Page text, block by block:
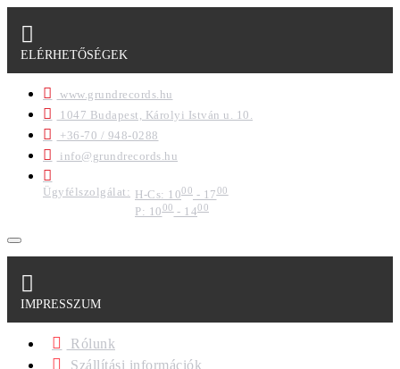
ELÉRHETŐSÉGEK
www.grundrecords.hu
1047 Budapest, Károlyi István u. 10.
+36-70 / 948-0288
info@grundrecords.hu
Ügyfélszolgálat: H-Cs: 1000 - 1700
P: 1000- 1400
IMPRESSZUM
Rólunk
Szállítási információk